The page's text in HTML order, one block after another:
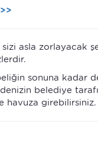
asla zorlayacak
sonuna
belediye
havuza girebilirsiniz.